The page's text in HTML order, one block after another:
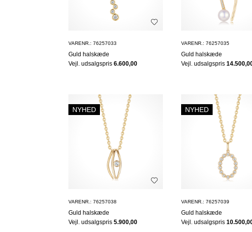
VARENR.: 76257033
Guld halskæde
Vejl. udsalgspris 6.600,00
VARENR.: 76257035
Guld halskæde
Vejl. udsalgspris
NYHED
VARENR.: 76257038
Guld halskæde
Vejl. udsalgspris 5.900,00
NYHED
VARENR.: 76257039
Guld halskæde
Vejl. udsalgspris